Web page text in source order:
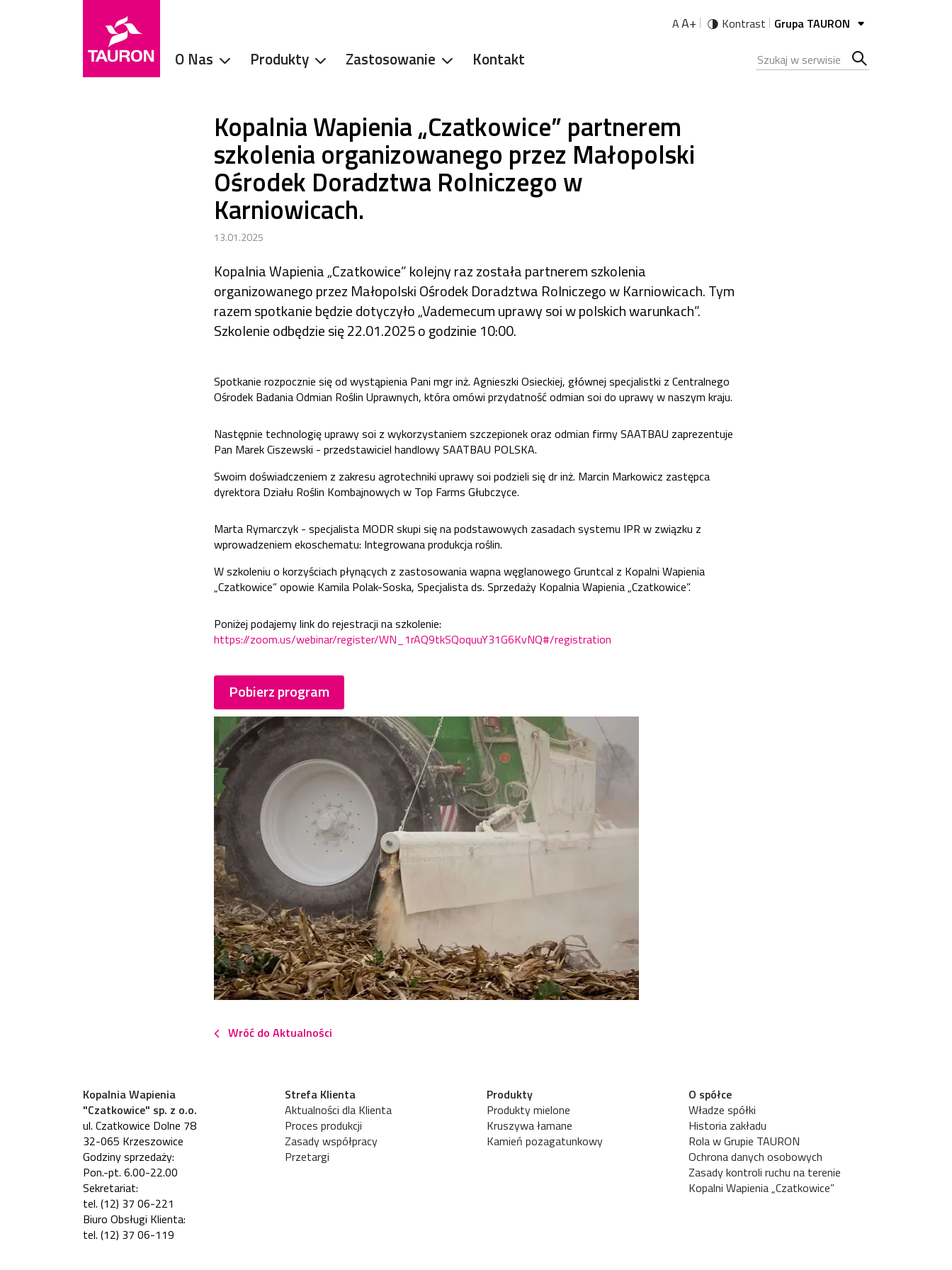
Grupa TAURON
O Nas Produkty Zastosowanie Kontakt
AA+ Kontrast
Kopalnia Wapienia „Czatkowice” partnerem
szkolenia organizowanego przez Małopolski
Ośrodek Doradztwa Rolniczego w
Karniowicach.
13.01.2025
Kopalnia Wapienia „Czatkowice” kolejny raz została partnerem szkolenia
organizowanego przez Małopolski Ośrodek Doradztwa Rolniczego w Karniowicach. Tym
razem spotkanie będzie dotyczyło „Vademecum uprawy soi w polskich warunkach”.
Szkolenie odbędzie się 22.01.2025 o godzinie 10:00.
Spotkanie rozpocznie się od wystąpienia Pani mgr inż. Agnieszki Osieckiej, głównej specjalistki z Centralnego
Ośrodek Badania Odmian Roślin Uprawnych, która omówi przydatność odmian soi do uprawy w naszym kraju.
Następnie technologię uprawy soi z wykorzystaniem szczepionek oraz odmian firmy SAATBAU zaprezentuje
Pan Marek Ciszewski - przedstawiciel handlowy SAATBAU POLSKA.
Swoim doświadczeniem z zakresu agrotechniki uprawy soi podzieli się dr inż. Marcin Markowicz zastępca
dyrektora Działu Roślin Kombajnowych w Top Farms Głubczyce.
Marta Rymarczyk - specjalista MODR skupi się na podstawowych zasadach systemu IPR w związku z
wprowadzeniem ekoschematu: Integrowana produkcja roślin.
W szkoleniu o korzyściach płynących z zastosowania wapna węglanowego Gruntcal z Kopalni Wapienia
„Czatkowice” opowie Kamila Polak-Soska, Specjalista ds. Sprzedaży Kopalnia Wapienia „Czatkowice”.
Poniżej podajemy link do rejestracji na szkolenie:
https://zoom.us/webinar/register/WN_1rAQ9tkSQoquuY31G6KvNQ#/registration
Pobierz program
Wróć do Aktualności
Kopalnia Wapienia
"Czatkowice" sp. z o.o.
ul. Czatkowice Dolne 78
32-065 Krzeszowice
Godziny sprzedaży:
Pon.-pt. 6.00-22.00
Sekretariat:
tel. (12) 37 06-221
Biuro Obsługi Klienta:
tel. (12) 37 06-119
Strefa Klienta
Aktualności dla Klienta
Proces produkcji
Zasady współpracy
Przetargi
Produkty
Produkty mielone
Kruszywa łamane
Kamień pozagatunkowy
O spółce
Władze spółki
Historia zakładu
Rola w Grupie TAURON
Ochrona danych osobowych
Zasady kontroli ruchu na terenie
Kopalni Wapienia „Czatkowice”